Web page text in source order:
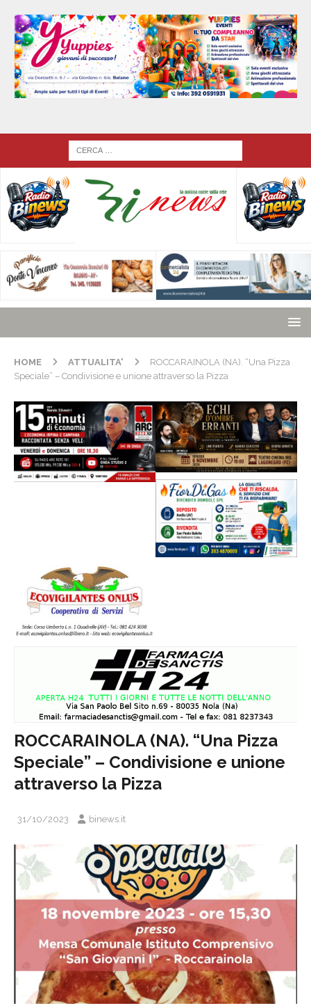
HOME ATTUALITA'
ROCCARAINOLA (NA). “Una Pizza
Speciale” – Condivisione e unione attraverso la Pizza
ROCCARAINOLA (NA). “Una Pizza
Speciale” – Condivisione e unione
attraverso la Pizza
31/10/2023 binews.it